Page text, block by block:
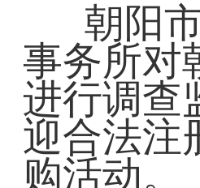
朝阳
事务所对
进行调查
迎合法注
购活动。